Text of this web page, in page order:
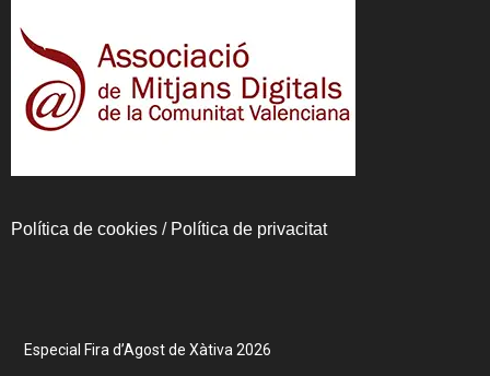
Política de cookies / Política de privacitat
Especial Fira d’Agost de Xàtiva 2026